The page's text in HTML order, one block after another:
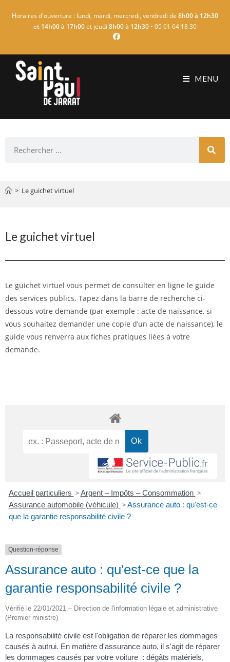
Horaires d'ouverture : lundi, mardi, mercredi, vendredi de 8h00 à 12h30
et 14h00 à 17h00et jeudi 8h00 à 12h30 • 05 61 64 18 30
MENU
> Le guichet virtuel
Le guichet virtuel
Le guichet virtuel vous permet de consulter en ligne le guide
des services publics. Tapez dans la barre de recherche ci-
dessous votre demande (par exemple : acte de naissance, si
vous souhaitez demander une copie d’un acte de naissance), le
guide vous renverra aux fiches pratiques liées à votre
demande.
Accueil particuliers > Argent – Impôts – Consommation >
Assurance automobile (véhicule) > Assurance auto : qu'est-ce
que la garantie responsabilité civile ?
Question-réponse
Assurance auto : qu'est-ce que la
garantie responsabilité civile ?
Vérifié le 22/01/2021 – Direction de l'information légale et administrative
(Premier ministre)
La responsabilité civile est l'obligation de réparer les dommages
causés à autrui. En matière d'assurance auto, il s'agit de réparer
les dommages causés par votre voiture : dégâts matériels,